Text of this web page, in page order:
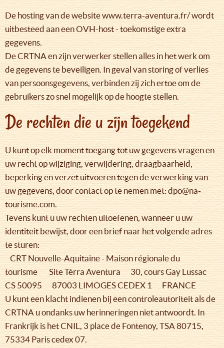
De hosting van de website www.terra-aventura.fr/ wordt
uitbesteed aan een OVH-host - toekomstige extra
gegevens.
De CRTNA en zijn verwerker stellen alles in het werk om
de gegevens te beveiligen. In geval van storing of verlies
van persoonsgegevens, verbinden zij zich ertoe om de
gebruikers zo snel mogelijk op de hoogte stellen.
De rechten die u zijn toegekend
U kunt op elk moment toegang tot uw gegevens vragen en
uw recht op wijziging, verwijdering, draagbaarheid,
beperking en verzet uitvoeren tegen de verwerking van
uw gegevens, door contact op te nemen met: dpo@na-
tourisme.com.
Tevens kunt u uw rechten uitoefenen, wanneer u uw
identiteit bewijst, door een brief naar het volgende adres
te sturen:
CRT Nouvelle-Aquitaine - Maison régionale du
tourisme Site Tèrra Aventura 30, cours Gay Lussac
CS 50095 87003 LIMOGES CEDEX 1 FRANCE
U kunt een klacht indienen bij een controleautoriteit als de
CRTNA u ondanks uw herinneringen niet antwoordt. In
Frankrijk is het CNIL, 3 place de Fontenoy, TSA 80715,
75334 Paris cedex 07.